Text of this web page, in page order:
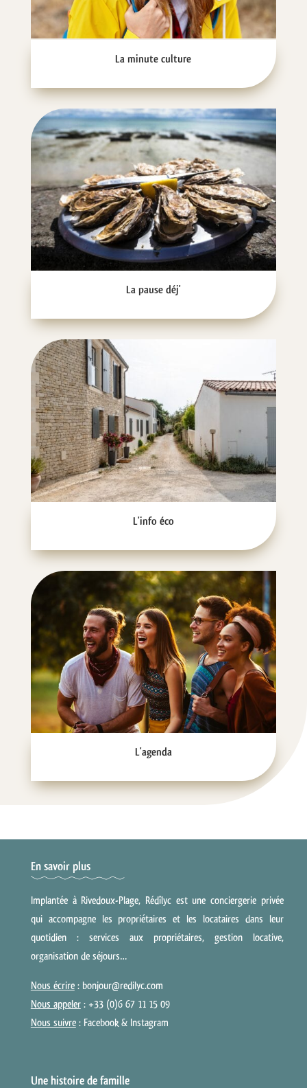
La minute culture
La pause déj'
L'info éco
L'agenda
En savoir plus
Implantée à Rivedoux-Plage, Rédîlyc est une conciergerie privée
qui accompagne les propriétaires et les locataires dans leur
quotidien : services aux propriétaires, gestion locative,
organisation de séjours…
Nous écrire: bonjour@redilyc.com
Nous appeler: +33 (0)6 67 11 15 09
Nous suivre: Facebook& Instagram
Une histoire de famille